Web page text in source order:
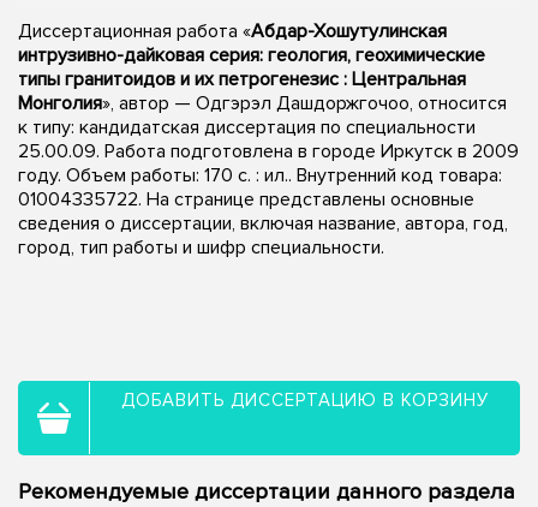
Диссертационная работа «Абдар-Хошутулинская
интрузивно-дайковая серия: геология, геохимические
типы гранитоидов и их петрогенезис : Центральная
Монголия», автор — Одгэрэл Дашдоржгочоо, относится
к типу: кандидатская диссертация по специальности
25.00.09. Работа подготовлена в городе Иркутск в 2009
году. Объем работы: 170 с. : ил.. Внутренний код товара:
01004335722. На странице представлены основные
сведения о диссертации, включая название, автора, год,
город, тип работы и шифр специальности.
ДОБАВИТЬ ДИССЕРТАЦИЮ В КОРЗИНУ
Рекомендуемые диссертации данного раздела